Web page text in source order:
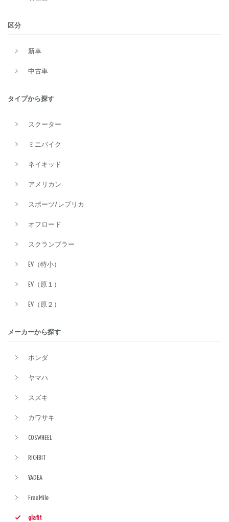
区分
新車
中古車
タイプから探す
スクーター
ミニバイク
ネイキッド
アメリカン
スポーツ/レプリカ
オフロード
スクランブラー
EV（特小）
EV（原１）
EV（原２）
メーカーから探す
ホンダ
ヤマハ
スズキ
カワサキ
COSWHEEL
RICHBIT
YADEA
FreeMile
glafit
排気量
価格